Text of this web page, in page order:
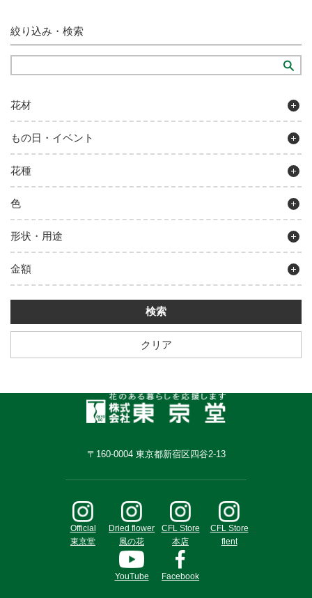
絞り込み・検索
花材
もの日・イベント
花種
色
形状・用途
金額
クリア
〒160-0004 東京都新宿区四谷2-13
Official
東京堂
Dried flower
風の花
CFL Store
本店
CFL Store
flent
YouTube Facebook